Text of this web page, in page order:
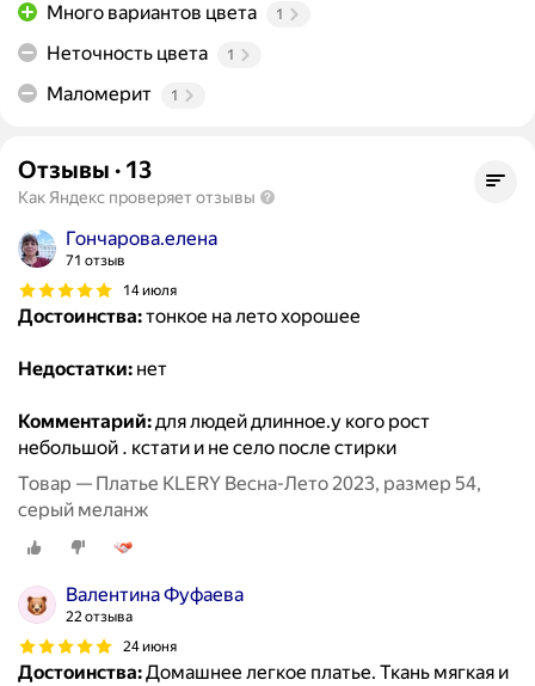
Много вариантов цвета 1
Неточность цвета 1
Маломерит 1
Отзывы · 13
Как Яндекс проверяет отзывы
Гончарова.елена
71 отзыв
14 июля
Достоинства:тонкое на лето хорошее
Недостатки: нет
Комментарий:для людей длинное.у кого рост
небольшой . кстати и не село после стирки
Товар — Платье KLERY Весна-Лето 2023, размер 54,
серый меланж
Валентина Фуфаева
22 отзыва
24 июня
Достоинства:Домашнее легкое платье. Ткань мягкая и